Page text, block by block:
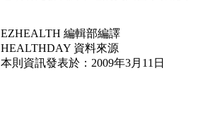
EZHEALTH 編輯部編譯
HEALTHDAY 資料來源
本則資訊發表於：2009年3月11日